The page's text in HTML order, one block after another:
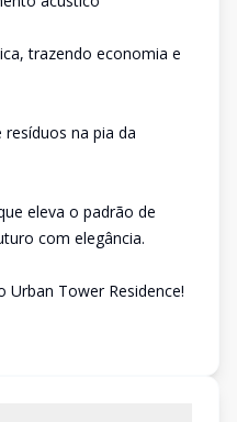
trazendo economia e
na pia da
eleva o padrão de
com elegância.
Urban Tower Residence!